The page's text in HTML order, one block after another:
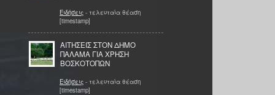
Ειδήσεις - τελευταία θέαση
[timestamp]
ΑΙΤΗΣΕΙΣ ΣΤΟΝ ΔΗΜΟ
ΠΑΛΑΜΑ ΓΙΑ ΧΡΗΣΗ
ΒΟΣΚΟΤΟΠΩΝ
Ειδήσεις - τελευταία θέαση
[timestamp]